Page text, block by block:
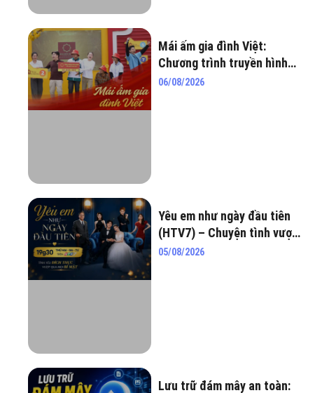
Mái ấm gia đình Việt:
Chương trình truyền hình
nhân văn lan tỏa yêu
06/08/2026
Yêu em như ngày đầu tiên
(HTV7) – Chuyện tình vượt
qua hiểu lầm, tham vọng và
05/08/2026
Lưu trữ đám mây an toàn: